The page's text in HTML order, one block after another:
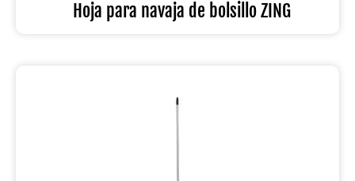
Hoja para navaja de bolsillo ZING